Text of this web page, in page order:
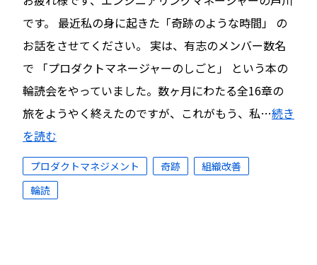
です。 最近私の身に起きた「奇跡のような時間」 の
お話をさせてください。 実は、有志のメンバー数名
で 「プロダクトマネージャーのしごと」 という本の
輪読会をやっていました。数ヶ月にわたる全16章の
旅をようやく終えたのですが、これがもう、私…続き
を読む
プロダクトマネジメント 奇跡
組織改善
輪読